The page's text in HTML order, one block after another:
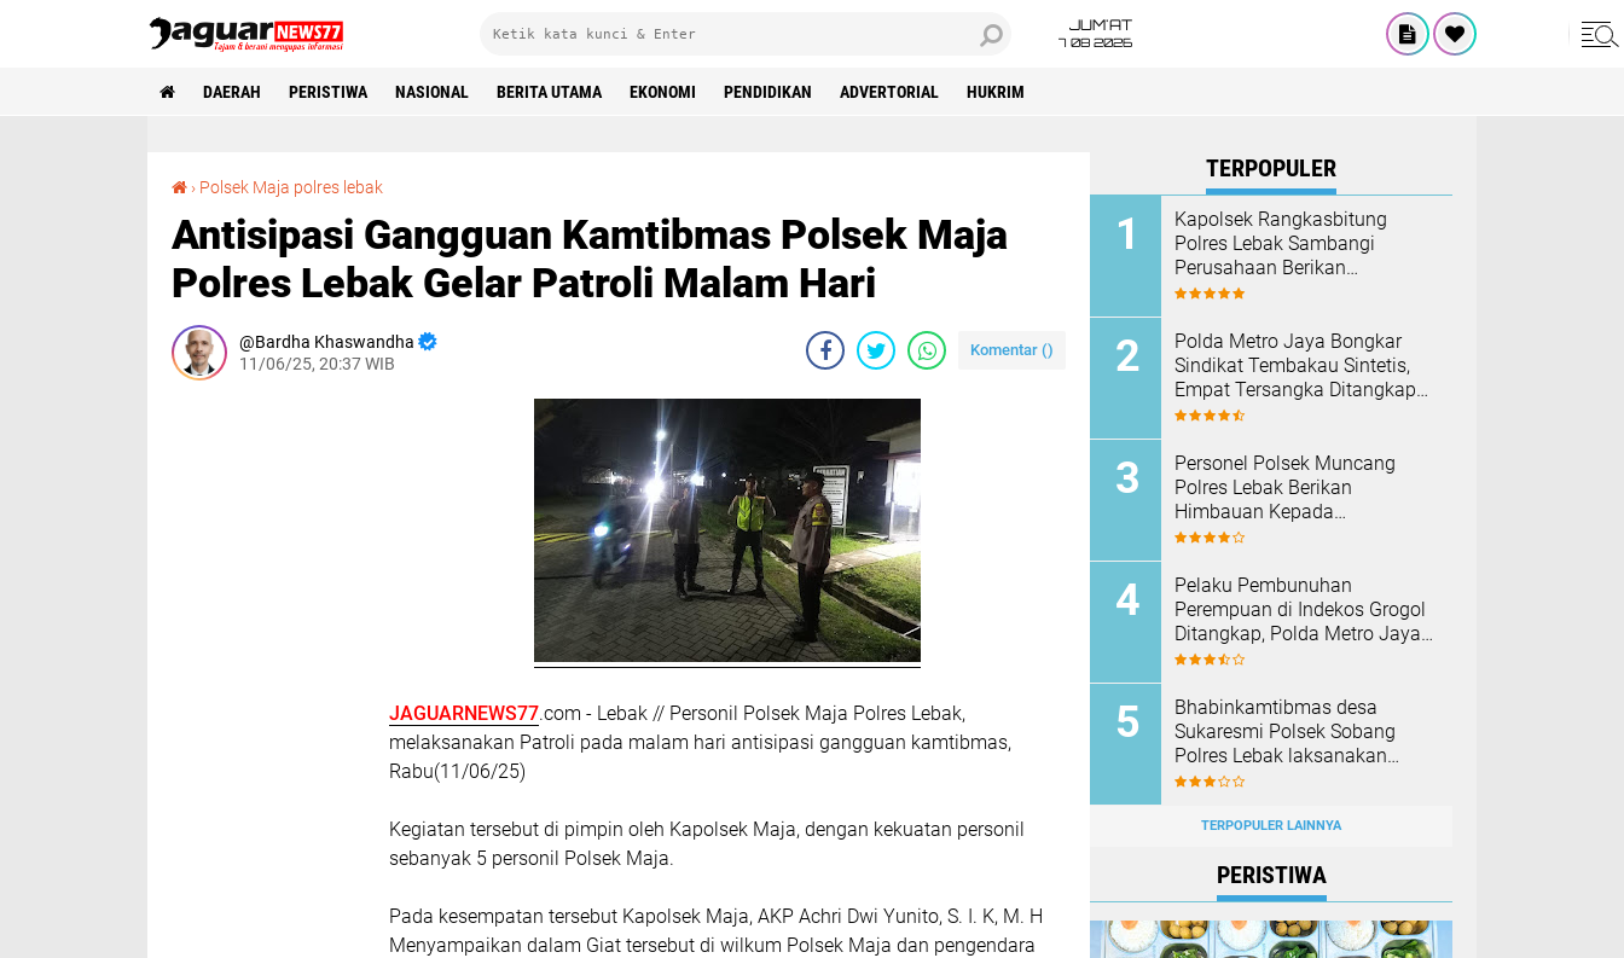
JUM'AT
7 08 2026
DAERAH PERISTIWA NASIONAL BERITA UTAMA EKONOMI PENDIDIKAN ADVERTORIAL HUKRIM
› Polsek Maja polres lebak
Antisipasi Gangguan Kamtibmas Polsek Maja
Polres Lebak Gelar Patroli Malam Hari
Bardha Khaswandha
11/06/25, 20:37 WIB
Komentar ()
JAGUARNEWS77.com - Lebak // Personil Polsek Maja Polres Lebak,
melaksanakan Patroli pada malam hari antisipasi gangguan kamtibmas,
Rabu(11/06/25)
Kegiatan tersebut di pimpin oleh Kapolsek Maja, dengan kekuatan personil
sebanyak 5 personil Polsek Maja.
Pada kesempatan tersebut Kapolsek Maja, AKP Achri Dwi Yunito, S. I. K, M. H
Menyampaikan dalam Giat tersebut di wilkum Polsek Maja dan pengendara
TERPOPULER
Kapolsek Rangkasbitung
Polres Lebak Sambangi
Perusahaan Berikan
Himbauan Cegah Kebakaran
‎Polda Metro Jaya Bongkar
Sindikat Tembakau Sintetis,
Empat Tersangka Ditangkap
dan Hampir Satu Kilogram
Personel Polsek Muncang
Polres Lebak Berikan
Himbauan Kepada
Masyarakat Agar Tidak
Pelaku Pembunuhan
Perempuan di Indekos Grogol
Ditangkap, Polda Metro Jaya
Sita Palu dan Sejumlah
Bhabinkamtibmas desa
Sukaresmi Polsek Sobang
Polres Lebak laksanakan
Sambang di Desa binaanya
TERPOPULER LAINNYA
PERISTIWA